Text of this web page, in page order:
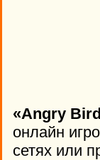
«Angry
онлайн
сетях или